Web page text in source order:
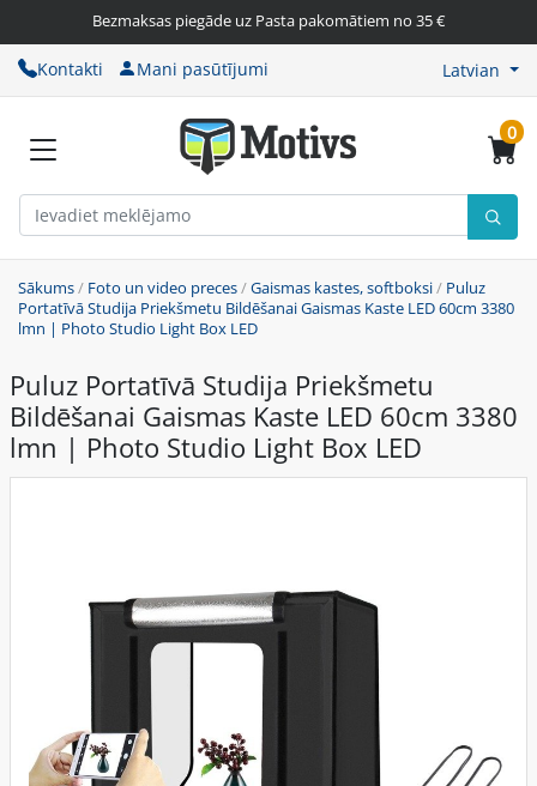
Bezmaksas piegāde uz Pasta pakomātiem no 35 €
Kontakti Mani pasūtījumi Latvian
0
Sākums/ Foto un video preces/Gaismas kastes, softboksi/ Puluz
Portatīvā Studija Priekšmetu Bildēšanai Gaismas Kaste LED 60cm 3380
lmn | Photo Studio Light Box LED
Puluz Portatīvā Studija Priekšmetu
Bildēšanai Gaismas Kaste LED 60cm 3380
lmn | Photo Studio Light Box LED